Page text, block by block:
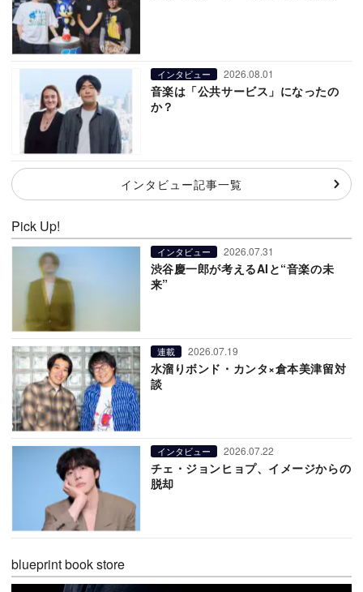
インタビュー 2026.08.01
音楽は「公共サービス」になったの
か？
インタビュー記事一覧
Pick Up!
インタビュー 2026.07.31
渋谷慶一郎が考えるAIと“音楽の未
来”
連載 2026.07.19
水溜りボンド・カンタ×倉本美津留対
談
インタビュー 2026.07.22
チェ・ジョンヒョプ、イメージからの
脱却
blueprint book store